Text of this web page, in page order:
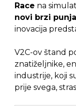
Race na
novi brzi
inovacija
V2C-ov štand
znatiželjnike,
industrije, koji
prije svega,